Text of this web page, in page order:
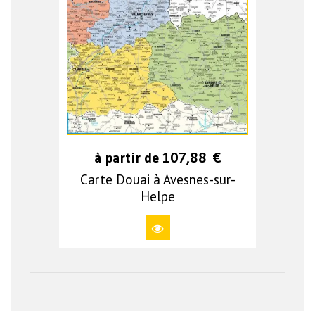
à partir de 107,88 €
Carte Douai à Avesnes-sur-
Helpe